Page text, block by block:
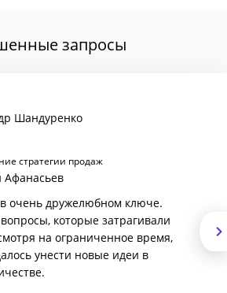
запросы
Шандуренко
стратегии продаж
Афанасьев
очень дружелюбном ключе.
которые затрагивали
на ограниченное время,
унести новые идеи в